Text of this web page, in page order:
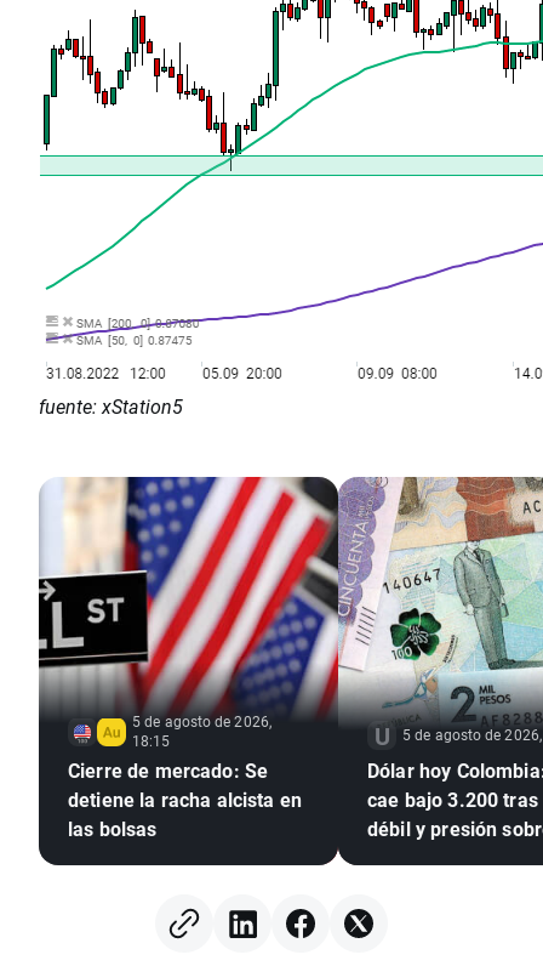
fuente: xStation5
5 de agosto de 2026,
18:15
Cierre de mercado: Se
detiene la racha alcista en
las bolsas
5 de agosto de
Dólar hoy
cae bajo 3.200 tras
débil y presión